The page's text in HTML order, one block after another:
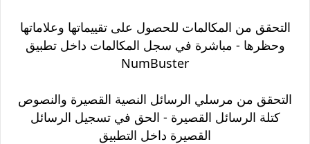
التحقق من المكالمات للحصول على تقييماتها وعلاماتها
وحظرها - مباشرة في سجل المكالمات داخل تطبيق
NumBuster
التحقق من مرسلي الرسائل النصية القصيرة والنصوص
كتلة الرسائل القصيرة - الحق في تسجيل الرسائل
القصيرة داخل التطبيق